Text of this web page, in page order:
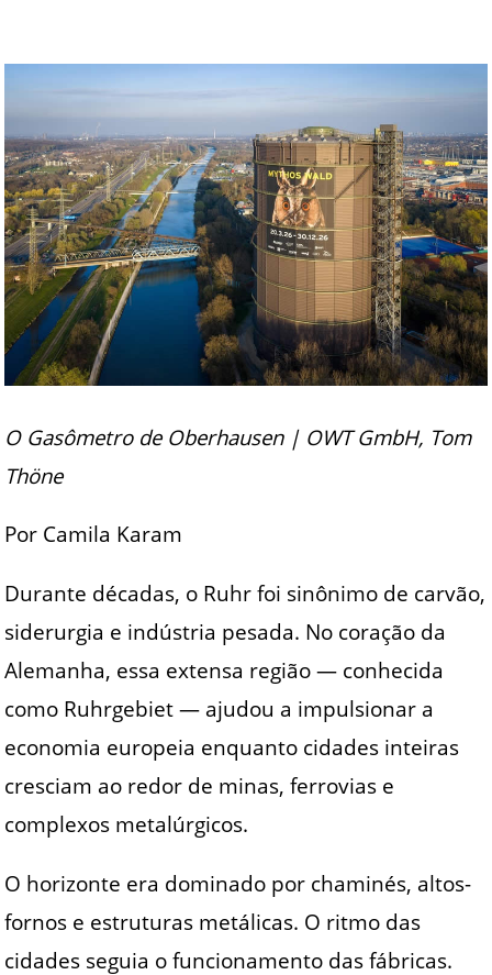
O Gasômetro de Oberhausen | OWT GmbH, Tom
Thöne
Por Camila Karam
Durante décadas, o Ruhr foi sinônimo de carvão,
siderurgia e indústria pesada. No coração da
Alemanha, essa extensa região — conhecida
como Ruhrgebiet — ajudou a impulsionar a
economia europeia enquanto cidades inteiras
cresciam ao redor de minas, ferrovias e
complexos metalúrgicos.
O horizonte era dominado por chaminés, altos-
fornos e estruturas metálicas. O ritmo das
cidades seguia o funcionamento das fábricas.